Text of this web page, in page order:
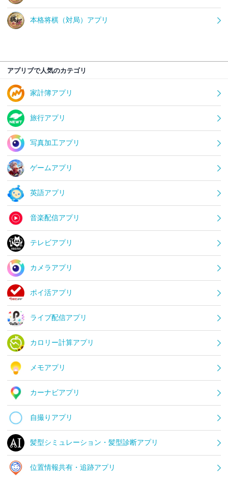
本格将棋（対局）アプリ
アプリブで人気のカテゴリ
家計簿アプリ
旅行アプリ
写真加工アプリ
ゲームアプリ
英語アプリ
音楽配信アプリ
テレビアプリ
カメラアプリ
ポイ活アプリ
ライブ配信アプリ
カロリー計算アプリ
メモアプリ
カーナビアプリ
自撮りアプリ
髪型シミュレーション・髪型診断アプリ
位置情報共有・追跡アプリ